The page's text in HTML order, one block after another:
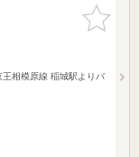
お気に入
りに追加
相模原線 稲城駅よりバ